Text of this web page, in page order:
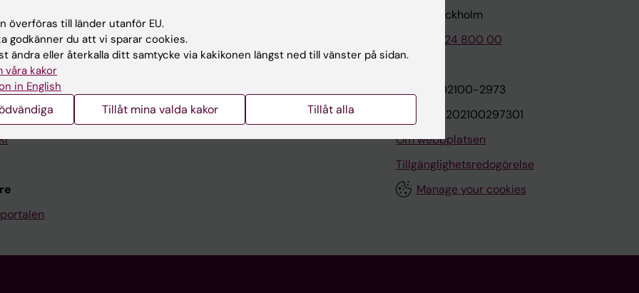
Stöd forskning och utbildning
Kontakta presstjänsten
171 77 Stockholm
Tel: 08-524 800 00
Org.nr: 202100-2973
VAT.nr: SE202100297301
Om webbplatsen
Tillgänglighetsredogörelse
Manage your cookies
överföras till länder utanför EU.
godkänner du att vi sparar cookies.
ändra eller återkalla ditt samtycke via kakikonen längst ned till vänster på sidan.
våra kakor
in English
Tillåt mina valda kakor Tillåt alla